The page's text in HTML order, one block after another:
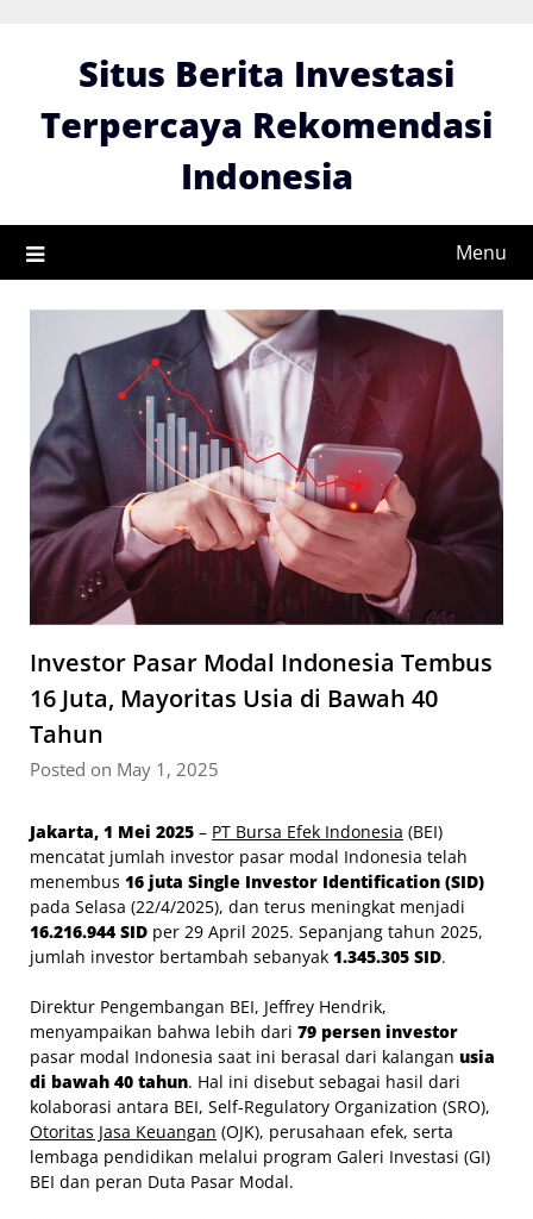
Situs Berita Investasi
Terpercaya Rekomendasi
Indonesia
Menu
Investor Pasar Modal Indonesia Tembus
16 Juta, Mayoritas Usia di Bawah 40
Tahun
Posted on May 1, 2025
Jakarta, 1 Mei 2025 – PT Bursa Efek Indonesia (BEI)
mencatat jumlah investor pasar modal Indonesia telah
menembus 16 juta Single Investor Identification (SID)
pada Selasa (22/4/2025), dan terus meningkat menjadi
16.216.944 SID per 29 April 2025. Sepanjang tahun 2025,
jumlah investor bertambah sebanyak 1.345.305 SID.
Direktur Pengembangan BEI, Jeffrey Hendrik,
menyampaikan bahwa lebih dari 79 persen investor
pasar modal Indonesia saat ini berasal dari kalangan usia
di bawah 40 tahun. Hal ini disebut sebagai hasil dari
kolaborasi antara BEI, Self-Regulatory Organization (SRO),
Otoritas Jasa Keuangan (OJK), perusahaan efek, serta
lembaga pendidikan melalui program Galeri Investasi (GI)
BEI dan peran Duta Pasar Modal.